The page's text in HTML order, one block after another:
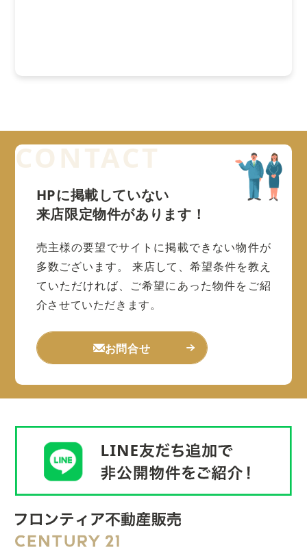
HPに掲載していない
来店限定物件があります！
売主様の要望でサイトに掲載できない物件が
多数ございます。
来店して、希望条件を教え
ていただければ、ご希望にあった物件をご紹
介させていただきます。
お問合せ